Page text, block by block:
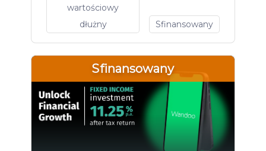
wartościowy
dłużny
Sfinansowany
Sfinansowany